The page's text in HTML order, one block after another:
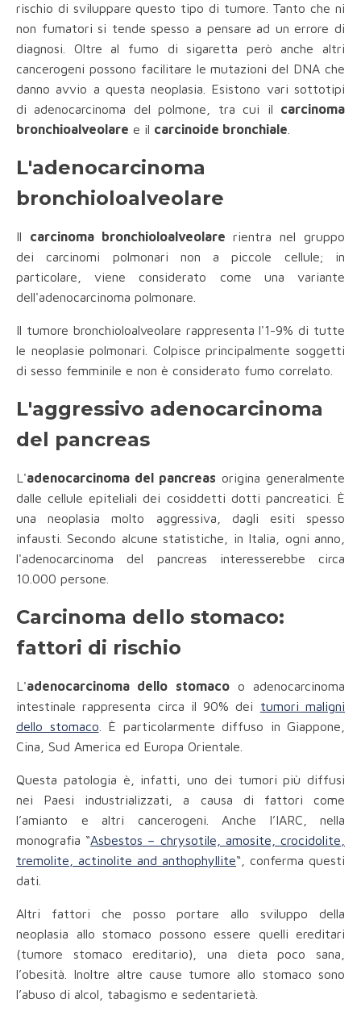
rischio di sviluppare questo tipo di tumore. Tanto che ni
non fumatori si tende spesso a pensare ad un errore di
diagnosi. Oltre al fumo di sigaretta però anche altri
cancerogeni possono facilitare le mutazioni del DNA che
danno avvio a questa neoplasia. Esistono vari sottotipi
di adenocarcinoma del polmone, tra cui il carcinoma
bronchioalveolare e il carcinoide bronchiale
L'adenocarcinoma
bronchioloalveolare
Il carcinoma bronchioloalveolare rientra nel gruppo
dei carcinomi polmonari non a piccole cellule; in
particolare, viene considerato come una variante
dell'adenocarcinoma polmonare.
Il tumore bronchioloalveolare rappresenta l'1-9% di tutte
le neoplasie polmonari. Colpisce principalmente soggetti
di sesso femminile e non è considerato fumo correlato.
L'aggressivo adenocarcinoma
del pancreas
L'adenocarcinoma del pancreas origina generalmente
dalle cellule epiteliali dei cosiddetti dotti pancreatici. È
una neoplasia molto aggressiva, dagli esiti spesso
infausti. Secondo alcune statistiche, in Italia, ogni anno,
l'adenocarcinoma del pancreas interesserebbe circa
10.000 persone.
Carcinoma dello stomaco:
fattori di rischio
L'adenocarcinoma dello stomacoo adenocarcinoma
intestinale rappresenta circa il 90% dei tumori maligni
dello stomaco . È particolarmente diffuso in Giappone,
Cina, Sud America ed Europa Orientale.
Questa patologia è, infatti, uno dei tumori più diffusi
nei Paesi industrializzati, a causa di fattori come
l’amianto e altri cancerogeni. Anche l’IARC, nella
monografia “Asbestos – chrysotile, amosite, crocidolite,
tremolite, actinolite and anthophyllite“, conferma questi
dati.
Altri fattori che posso portare allo sviluppo della
neoplasia allo stomaco possono essere quelli ereditari
(tumore stomaco ereditario), una dieta poco sana,
l’obesità. Inoltre altre cause tumore allo stomaco sono
l’abuso di alcol, tabagismo e sedentarietà.